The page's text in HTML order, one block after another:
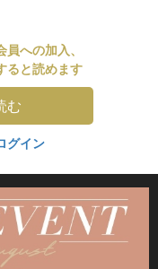
への加入、
ると読めます
む
グイン